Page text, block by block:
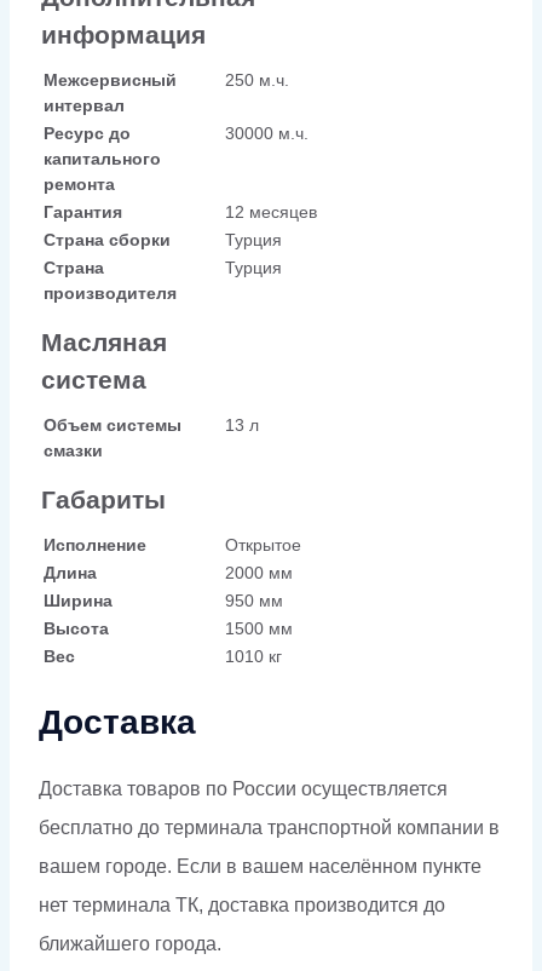
информация
Межсервисный
интервал
250 м.ч.
Ресурс до
капитального
ремонта
30000 м.ч.
Гарантия
12 месяцев
Страна сборки
Турция
Страна
производителя
Турция
Масляная
система
Объем системы
смазки
13 л
Габариты
Исполнение
Открытое
Длина
2000 мм
Ширина
950 мм
Высота
1500 мм
Вес
1010 кг
Доставка
Доставка товаров по России осуществляется
бесплатно до терминала транспортной компании в
вашем городе. Если в вашем населённом пункте
нет терминала ТК, доставка производится до
ближайшего города.